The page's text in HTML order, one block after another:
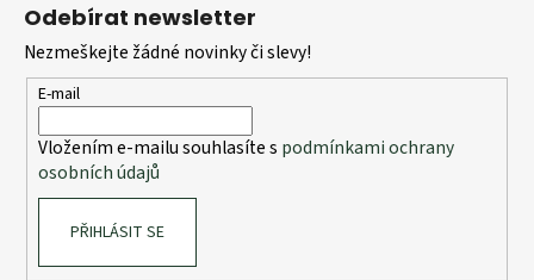
Odebírat newsletter
Nezmeškejte žádné novinky či slevy!
E-mail
Vložením e-mailu souhlasíte s podmínkami ochrany
osobních údajů
PŘIHLÁSIT SE